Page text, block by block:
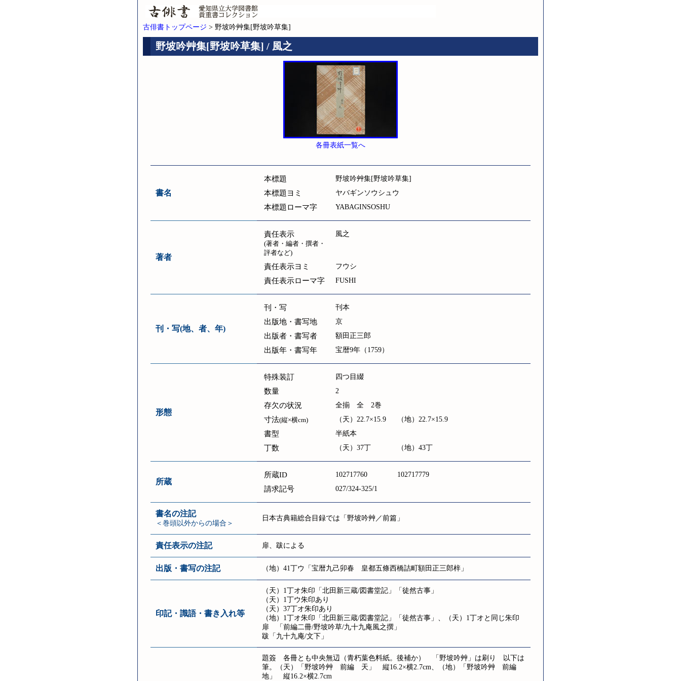
古俳書トップページ > 野坡吟艸集[野坡吟草集]
野坡吟艸集[野坡吟草集] / 風之
各冊表紙一覧へ
書名
本標題 野坡吟艸集[野坡吟草集]
本標題ヨミ ヤバギンソウシュウ
本標題ローマ字 YABAGINSOSHU
著者
責任表示
(著者・編者・撰者・
評者など)
風之
責任表示ヨミ フウシ
責任表示ローマ字 FUSHI
刊・写(地、者、年)
刊・写 刊本
出版地・書写地 京
出版者・書写者 額田正三郎
出版年・書写年 宝暦9年（1759）
形態
特殊装訂 四つ目綴
数量 2
存欠の状況 全揃 全 2巻
寸法(縦×横cm) （天）22.7×15.9 （地）22.7×15.9
書型 半紙本
丁数 （天）37丁 （地）43丁
所蔵
所蔵ID 102717760 102717779
請求記号 027/324-325/1
書名の注記
＜巻頭以外からの場合＞
日本古典籍総合目録では「野坡吟艸／前篇」
責任表示の注記 扉、跋による
出版・書写の注記 （地）41丁ウ「宝暦九己卯春 皇都五條西橋詰町額田正三郎梓」
印記・識語・書き入れ等
（天）1丁オ朱印「北田新三蔵/図書堂記」「徒然古事」
（天）1丁ウ朱印あり
（天）37丁オ朱印あり
（地）1丁オ朱印「北田新三蔵/図書堂記」「徒然古事」、（天）1丁オと同じ朱印
扉 「前編二冊/野坡吟草/九十九庵風之撰」
跋「九十九庵/文下」
題簽 各冊とも中央無辺（青朽葉色料紙。後補か） 「野坡吟艸」は刷り 以下は
筆。（天）「野坡吟艸 前編 天」 縦16.2×横2.7cm、（地）「野坡吟艸 前編
地」 縦16.2×横2.7cm